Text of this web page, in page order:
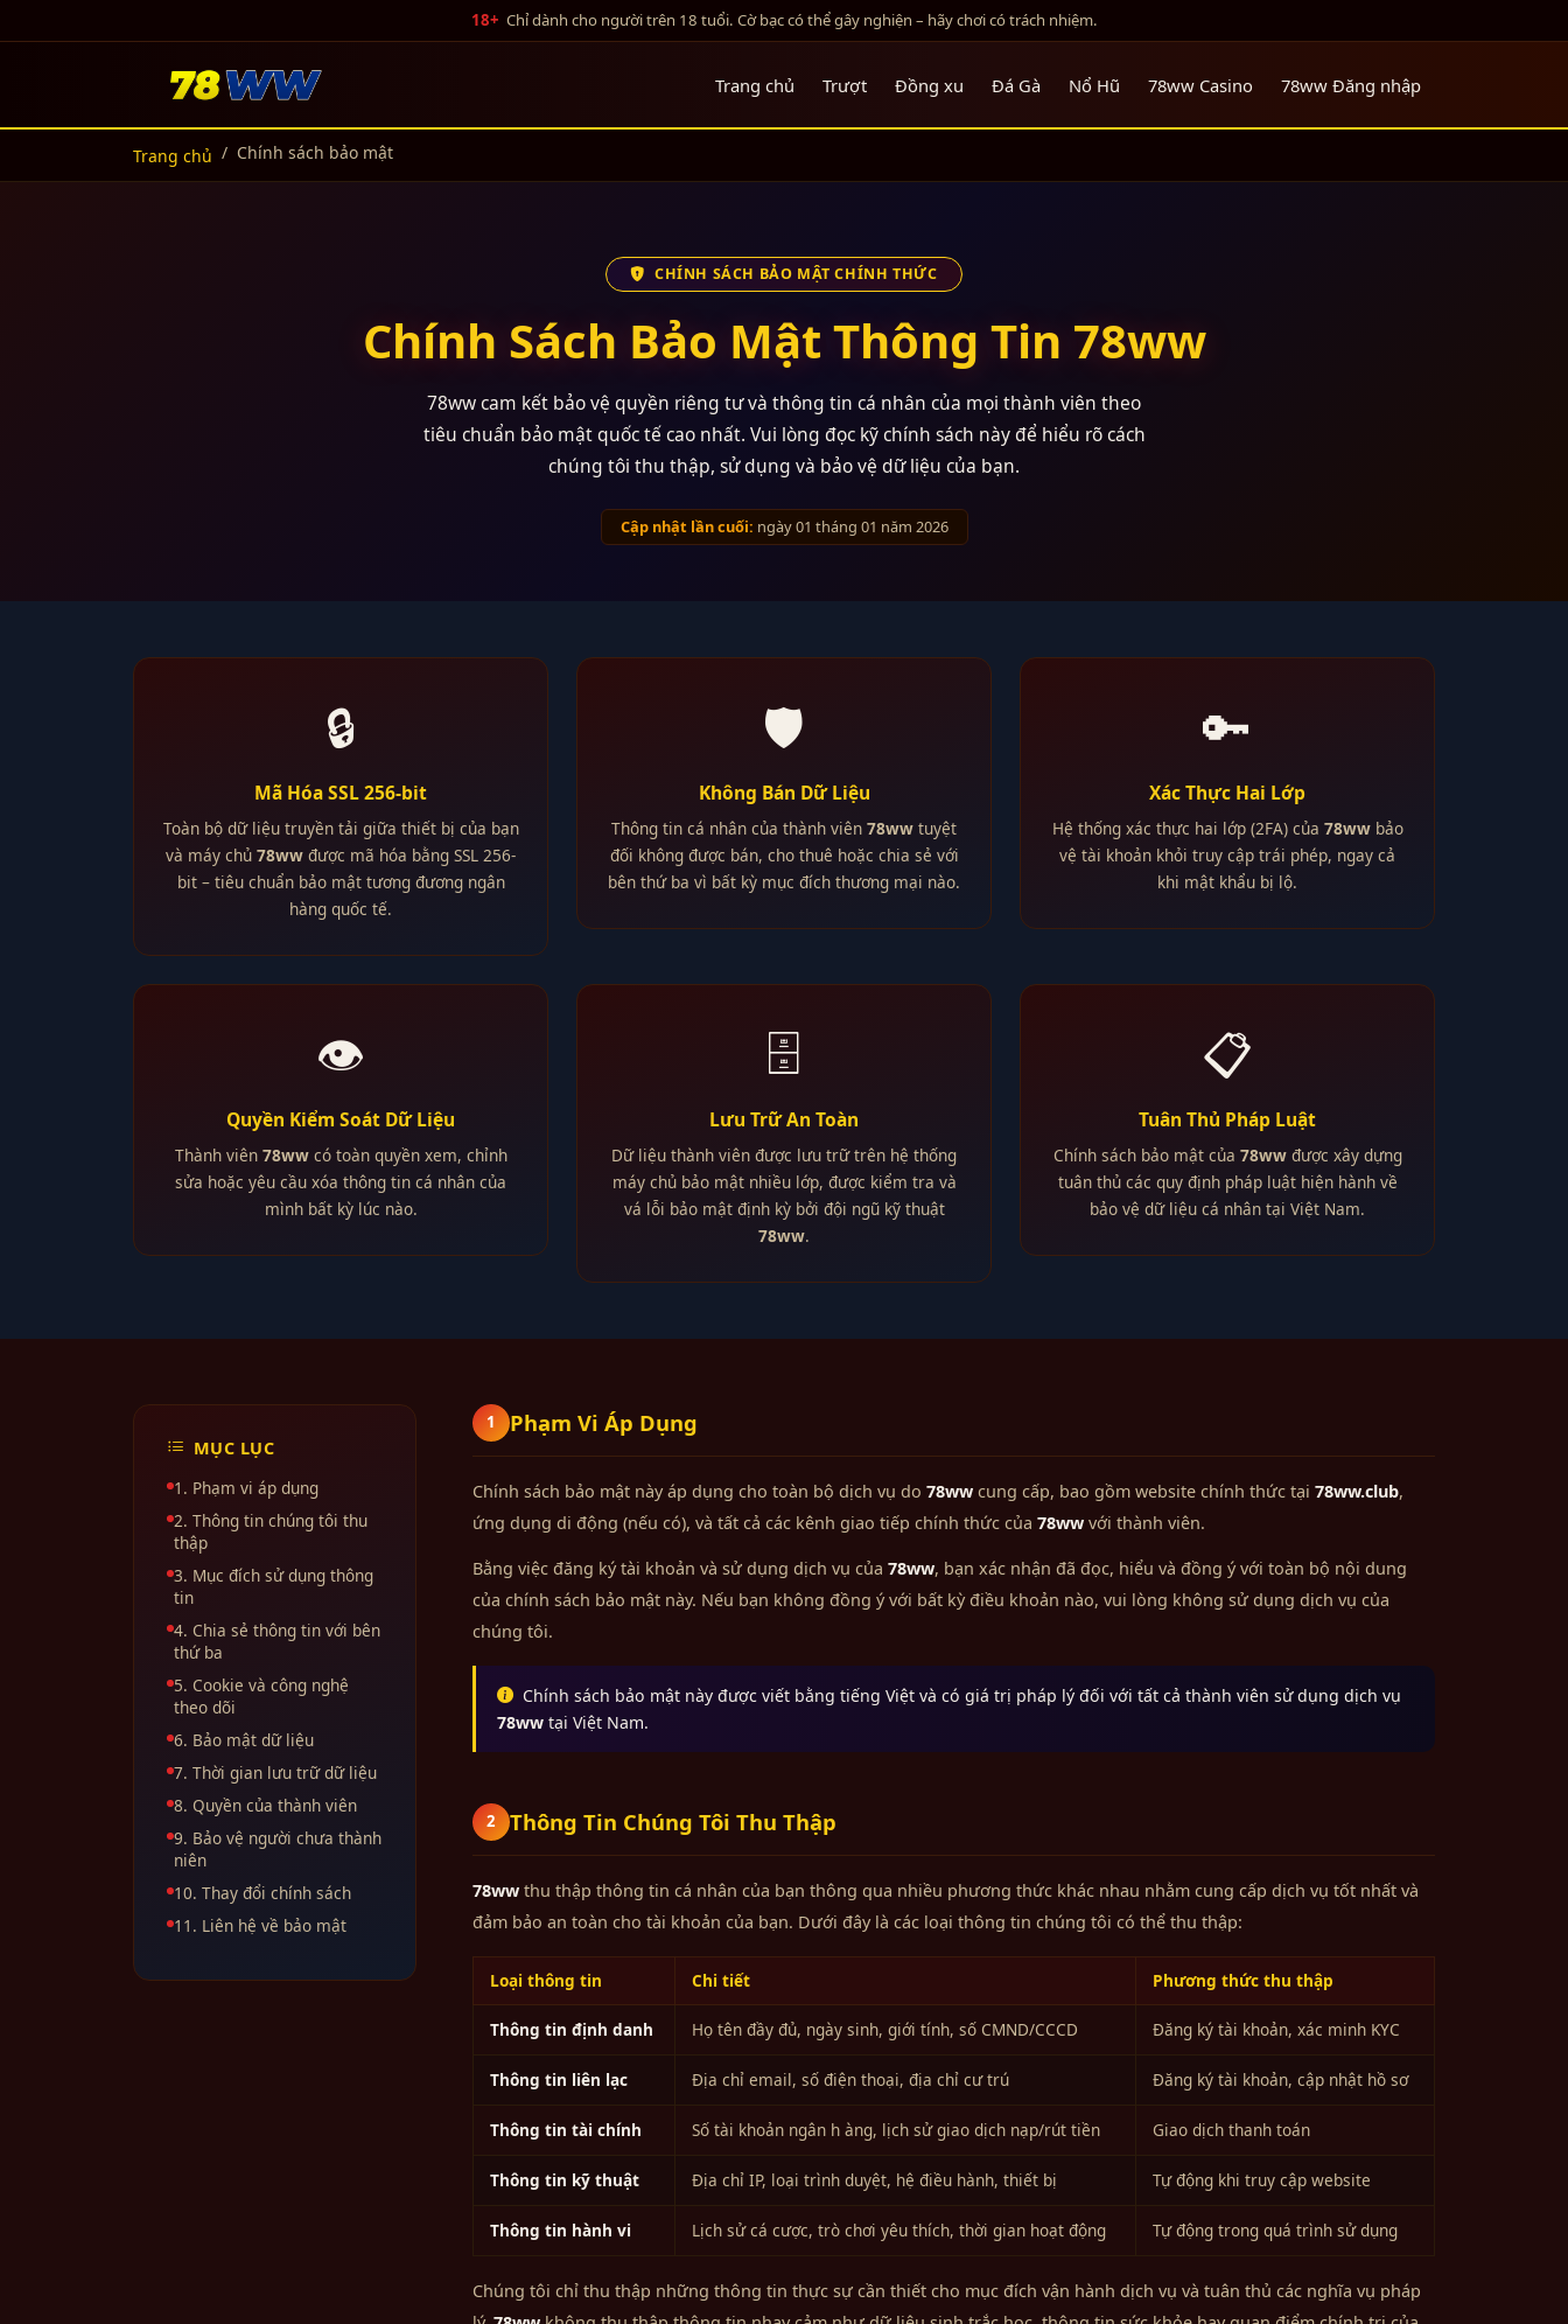
18+ Chỉ dành cho người trên 18 tuổi. Cờ bạc có thể gây nghiện – hãy chơi có trách nhiệm.
Trang chủ Trượt Đồng xu Đá Gà Nổ Hũ 78ww Casino 78ww Đăng nhập
Trang chủ Chính sách bảo mật
CHÍNH SÁCH BẢO MẬT CHÍNH THỨC
Chính Sách Bảo Mật Thông Tin 78ww
78wwcam kết bảo vệ quyền riêng tư và thông tin cá nhân của mọi thành viên theo
tiêu chuẩn bảo mật quốc tế cao nhất. Vui lòng đọc kỹ chính sách này để hiểu rõ cách
chúng tôi thu thập, sử dụng và bảo vệ dữ liệu của bạn.
Cập nhật lần cuối: ngày 01 tháng 01 năm 2026
🔒
Mã Hóa SSL 256-bit
Toàn bộ dữ liệu truyền tải giữa thiết bị của bạn
và máy chủ 78ww được mã hóa bằng SSL 256-
bit – tiêu chuẩn bảo mật tương đương ngân
hàng quốc tế.
🛡️
Không Bán Dữ Liệu
Thông tin cá nhân của thành viên 78ww tuyệt
đối không được bán, cho thuê hoặc chia sẻ với
bên thứ ba vì bất kỳ mục đích thương mại nào.
🔑
Xác Thực Hai Lớp
Hệ thống xác thực hai lớp (2FA) của 78wwbảo
vệ tài khoản khỏi truy cập trái phép, ngay cả
khi mật khẩu bị lộ.
👁️
Quyền Kiểm Soát Dữ Liệu
Thành viên 78wwcó toàn quyền xem, chỉnh
sửa hoặc yêu cầu xóa thông tin cá nhân của
mình bất kỳ lúc nào.
🗄️
Lưu Trữ An Toàn
Dữ liệu thành viên được lưu trữ trên hệ thống
máy chủ bảo mật nhiều lớp, được kiểm tra và
vá lỗi bảo mật định kỳ bởi đội ngũ kỹ thuật
78ww.
📋
Tuân Thủ Pháp Luật
Chính sách bảo mật của 78wwđược xây dựng
tuân thủ các quy định pháp luật hiện hành về
bảo vệ dữ liệu cá nhân tại Việt Nam.
MỤC LỤC
1. Phạm vi áp dụng
2. Thông tin chúng tôi thu
thập
3. Mục đích sử dụng thông
tin
4. Chia sẻ thông tin với bên
thứ ba
5. Cookie và công nghệ
theo dõi
6. Bảo mật dữ liệu
7. Thời gian lưu trữ dữ liệu
8. Quyền của thành viên
9. Bảo vệ người chưa thành
niên
10. Thay đổi chính sách
11. Liên hệ về bảo mật
1 Phạm Vi Áp Dụng
Chính sách bảo mật này áp dụng cho toàn bộ dịch vụ do 78ww cung cấp, bao gồm website chính thức tại 78ww.club,
ứng dụng di động (nếu có), và tất cả các kênh giao tiếp chính thức của 78ww với thành viên.
Bằng việc đăng ký tài khoản và sử dụng dịch vụ của 78ww, bạn xác nhận đã đọc, hiểu và đồng ý với toàn bộ nội dung
của chính sách bảo mật này. Nếu bạn không đồng ý với bất kỳ điều khoản nào, vui lòng không sử dụng dịch vụ của
chúng tôi.
Chính sách bảo mật này được viết bằng tiếng Việt và có giá trị pháp lý đối với tất cả thành viên sử dụng dịch vụ
78ww tại Việt Nam.
2 Thông Tin Chúng Tôi Thu Thập
78ww thu thập thông tin cá nhân của bạn thông qua nhiều phương thức khác nhau nhằm cung cấp dịch vụ tốt nhất và
đảm bảo an toàn cho tài khoản của bạn. Dưới đây là các loại thông tin chúng tôi có thể thu thập:
Loại thông tin Chi tiết Phương thức thu thập
Thông tin định danh Họ tên đầy đủ, ngày sinh, giới tính, số CMND/CCCD Đăng ký tài khoản, xác minh KYC
Thông tin liên lạc Địa chỉ email, số điện thoại, địa chỉ cư trú Đăng ký tài khoản, cập nhật hồ sơ
Thông tin tài chính Số tài khoản ngân h àng, lịch sử giao dịch nạp/rút tiền Giao dịch thanh toán
Thông tin kỹ thuật Địa chỉ IP, loại trình duyệt, hệ điều hành, thiết bị Tự động khi truy cập website
Thông tin hành vi Lịch sử cá cược, trò chơi yêu thích, thời gian hoạt động Tự động trong quá trình sử dụng
Chúng tôi chỉ thu thập những thông tin thực sự cần thiết cho mục đích vận hành dịch vụ và tuân thủ các nghĩa vụ pháp